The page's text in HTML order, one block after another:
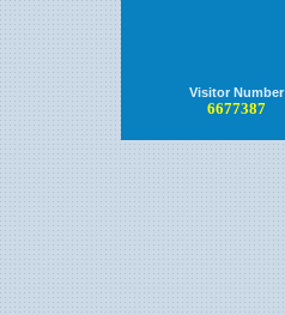
Visitor Number
6677387